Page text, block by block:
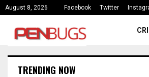
August 8, 2026 Facebook Twitter
TRENDING NOW